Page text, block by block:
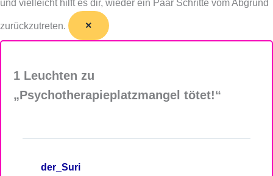
und vielleicht hilft es dir, wieder ein Paar Schritte vom Abgrund
zurückzutreten. ×
1 Leuchten zu
„Psychotherapieplatzmangel tötet!“
der_Suri